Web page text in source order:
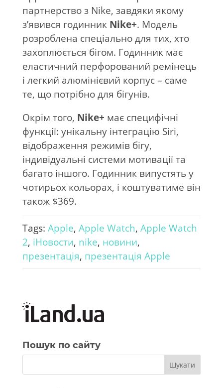
партнерство з Nike, завдяки якому
з’явився годинник Nike+. Модель
розроблена спеціально для тих, хто
захоплюється бігом. Годинник має
еластичний перфорований ремінець
і легкий алюмінієвий корпус – саме
те, що потрібно для бігунів.
Окрім того, Nike+ має специфічні
функції: унікальну інтеграцію Siri,
відображення режимів бігу,
індивідуальні системи мотивації та
багато іншого. Годинник випустять у
чотирьох кольорах, і коштуватиме він
також $369.
Tags: Apple, Apple Watch, Apple Watch
2, iНовости, nike, новини,
презентація, презентація Apple
Пошук по сайту